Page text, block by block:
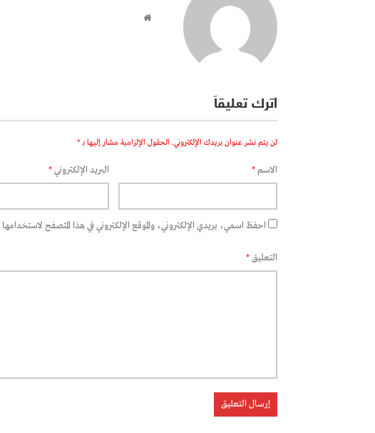
اترك تعليقاً
لن يتم نشر عنوان بريدك الإلكتروني. الحقول الإلزامية مشار إليها بـ *
الاسم* البريد الإلكتروني*
احفظ اسمي، بريدي الإلكتروني، والموقع الإلكتروني في هذا المتصفح لاستخدامها
التعليق*